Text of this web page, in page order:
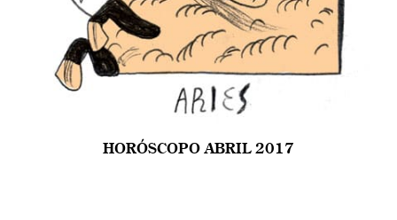
HORÓSCOPO ABRIL 2017